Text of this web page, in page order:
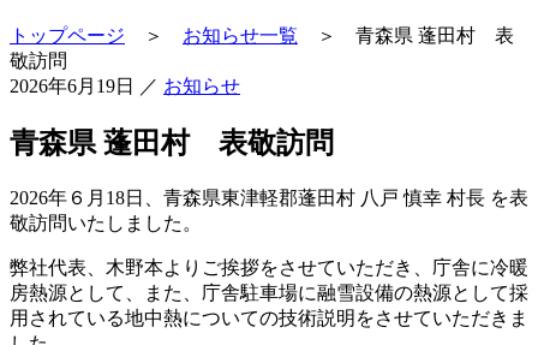
トップページ ＞ お知らせ一覧 ＞ 青森県 蓬田村 表
敬訪問
2026年6月19日
／ お知らせ
青森県 蓬田村 表敬訪問
2026年６月18日、青森県東津軽郡蓬田村 八戸 慎幸 村長 を表
敬訪問いたしました。
弊社代表、木野本よりご挨拶をさせていただき、庁舎に冷暖
房熱源として、また、庁舎駐車場に融雪設備の熱源として採
用されている地中熱についての技術説明をさせていただきま